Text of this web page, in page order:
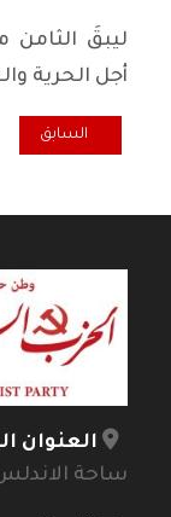
ليبقَ الثامن
أجل الحرية
المقال السابق:
السابق
العنوان
ساحة